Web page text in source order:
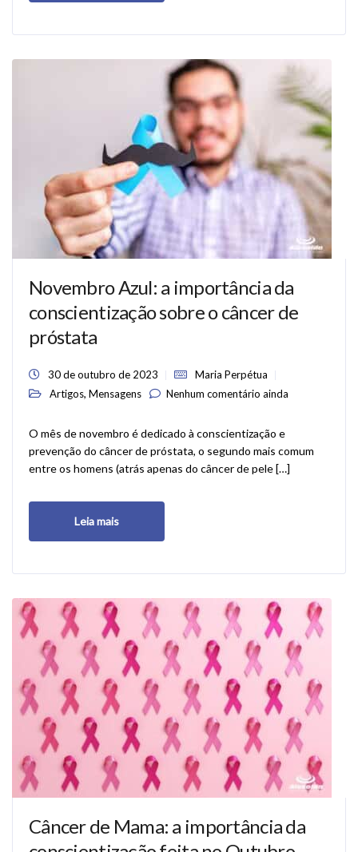
Novembro Azul: a importância da
conscientização sobre o câncer de
próstata
30 de outubro de 2023
Maria Perpétua
Artigos, Mensagens Nenhum comentário ainda
O mês de novembro é dedicado à conscientização e
prevenção do câncer de próstata, o segundo mais comum
entre os homens (atrás apenas do câncer de pele […]
Leia mais
Câncer de Mama: a importância da